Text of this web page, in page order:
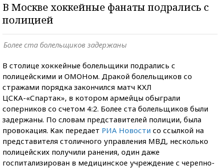
В Москве хоккейные фанаты подрались с
полицией
Более ста болельщиков задержаны
В столице хоккейные болельщики подрались с
полицейскими и ОМОНом. Дракой болельщиков со
стражами порядка закончился матч КХЛ
ЦСКА-«Спартак», в котором армейцы обыграли
соперников со счетом 4:2. Более ста болельщиков были
задержаны. По словам представителей полиции, была
провокация. Как передает РИА Новости со ссылкой на
представителя столичного управления МВД, несколько
полицейских получили ранения, один даже
госпитализирован в медицинское учреждение с черепно-